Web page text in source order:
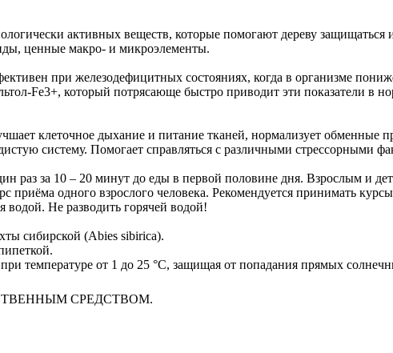
активных веществ, которые помогают дереву
ценные макро- и микроэлементы.
при железодефицитных состояниях, когда в организме
Fe3+, который потрясающе быстро приводит эти показатели в
клеточное дыхание и питание тканей, нормализует обменные
систему. Помогает справляться с различными стрессорными
раз за 10 – 20 минут до еды в первой половине дня. Взрослым и
приёма одного взрослого человека. Рекомендуется принимать
водой. Не разводить горячей водой!
сибирской (Abies sibirica).
температуре от 1 до 25 °C, защищая от попадания прямых
СРЕДСТВОМ.